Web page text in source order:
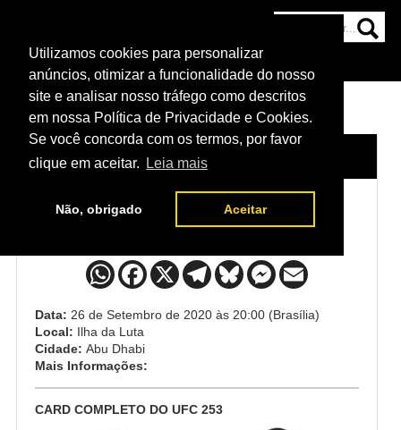
Utilizamos cookies para personalizar
anúncios, otimizar a funcionalidade do nosso
site e analisar nosso tráfego como descritos
em nossa Política de Privacidade e Cookies.
Se você concorda com os termos, por favor
clique em aceitar.
Leia mais
Não, obrigado Aceitar
NOTÍCIAS
HOME EVENTO / UFC 253
UFC 253
Data: 26 de Setembro de 2020 às 20:00 (Brasília)
Local: Ilha da Luta
Cidade: Abu Dhabi
Mais Informações:
CARD COMPLETO DO UFC 253